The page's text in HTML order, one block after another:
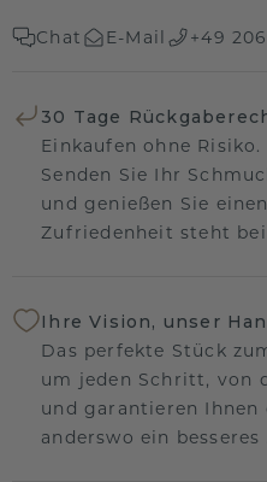
Chat E-Mail +49
30 Tage
Einkaufen ohne
Senden Sie Ihr
und genießen Sie
Zufriedenheit steht
Ihre Vision, unser
Das perfekte Stück
um jeden Schritt, von
und garantieren Ihnen
anderswo ein